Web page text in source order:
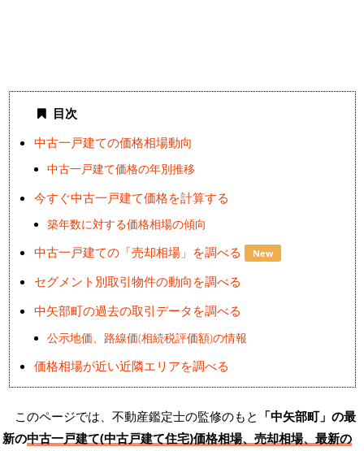
目次
中古一戸建ての価格相場動向
中古一戸建て価格の年別推移
今すぐ中古一戸建て価格を計算する
築年数に対する価格相場の傾向
中古一戸建ての「売却相場」を調べる New
セグメント別取引物件の動向を調べる
中矢部町の過去の取引データを調べる
公示地価、路線価(相続税評価額)の情報
価格相場が近い近隣エリアを調べる
このページでは、不動産鑑定士の監修のもと 「中矢部町」の最
新の中古一戸建て(中古戸建て住宅)価格相場、売却相場、最新の